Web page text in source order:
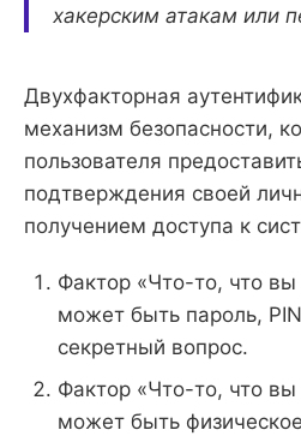
хакерским атакам или
Двухфакторная
механизм безопасности,
пользователя
подтверждения своей
получением доступа к
Фактор «Что-то, что вы
может быть пароль,
секретный вопрос.
Фактор «Что-то, что вы
может быть